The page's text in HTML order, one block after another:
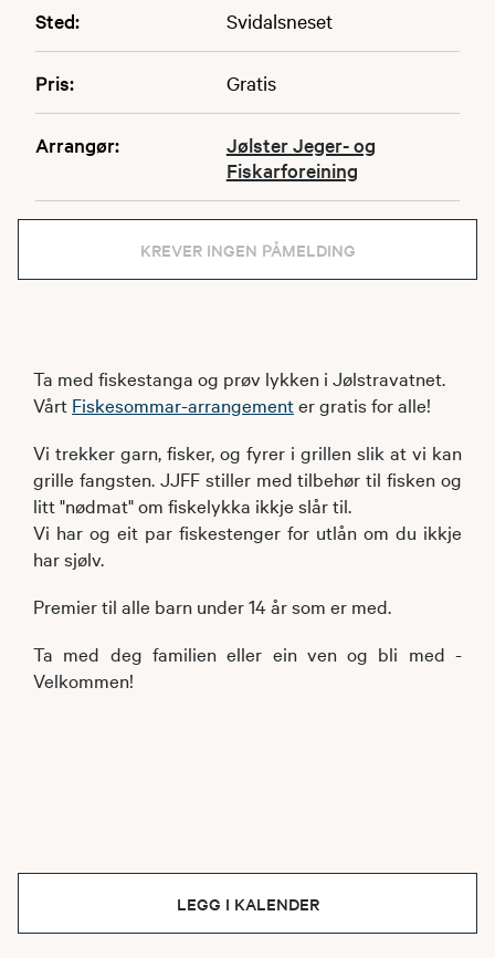
Sted: Svidalsneset
Pris: Gratis
Arrangør:
Jølster Jeger- og
Fiskarforeining
KREVER INGEN PÅMELDING
Ta med fiskestanga og prøv lykken i Jølstravatnet.
Vårt Fiskesommar-arrangementer gratis for alle!
Vi trekker garn, fisker, og fyrer i grillen slik at vi kan
grille fangsten. JJFF stiller med tilbehør til fisken og
litt "nødmat" om fiskelykka ikkje slår til.
Vi har og eit par fiskestenger for utlån om du ikkje
har sjølv.
Premier til alle barn under 14 år som er med.
Ta med deg familien eller ein ven og bli med -
Velkommen!
LEGG I KALENDER